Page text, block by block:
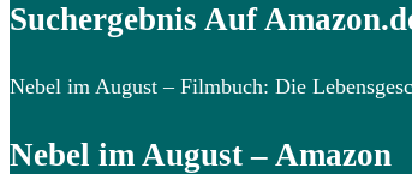
Suchergebnis Auf
Nebel im August – Filmbuch: Die
Nebel im August – Amazon